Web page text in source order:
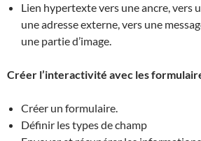
Lien hypertexte vers une ancre, vers
une adresse externe, vers une
une partie d’image.
Créer l’interactivité avec les
Créer un formulaire.
Définir les types de champ